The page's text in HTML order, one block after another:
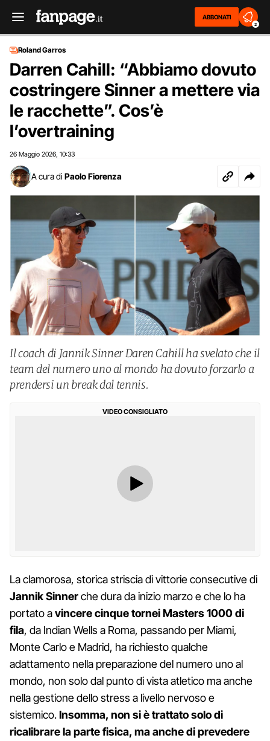
ABBONATI
2
Roland Garros
Darren Cahill: “Abbiamo dovuto
costringere Sinner a mettere via
le racchette”. Cos’è
l’overtraining
26 Maggio 2026 10:33
A cura di Paolo Fiorenza
Il coach di Jannik Sinner Daren Cahill ha svelato che il
team del numero uno al mondo ha dovuto forzarlo a
prendersi un break dal tennis.
VIDEO CONSIGLIATO
La clamorosa, storica striscia di vittorie consecutive di
Jannik Sinnerche dura da inizio marzo e che lo ha
portato avincere cinque tornei Masters 1000 di
fila, da Indian Wells a Roma, passando per Miami,
Monte Carlo e Madrid, ha richiesto qualche
adattamento nella preparazione del numero uno al
mondo, non solo dal punto di vista atletico ma anche
nella gestione dello stress a livello nervoso e
sistemico.Insomma, non si è trattato solo di
ricalibrare la parte fisica, ma anche di prevedere